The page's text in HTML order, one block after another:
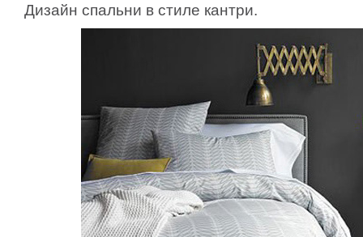
Дизайн спальни в стиле кантри.